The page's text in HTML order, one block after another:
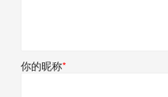
你的昵称*